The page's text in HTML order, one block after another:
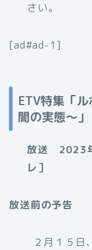
さい。
[ad#ad-1]
ETV特集「
闇の実態〜」
放送 2023
レ］
放送前の予告
２月１５日